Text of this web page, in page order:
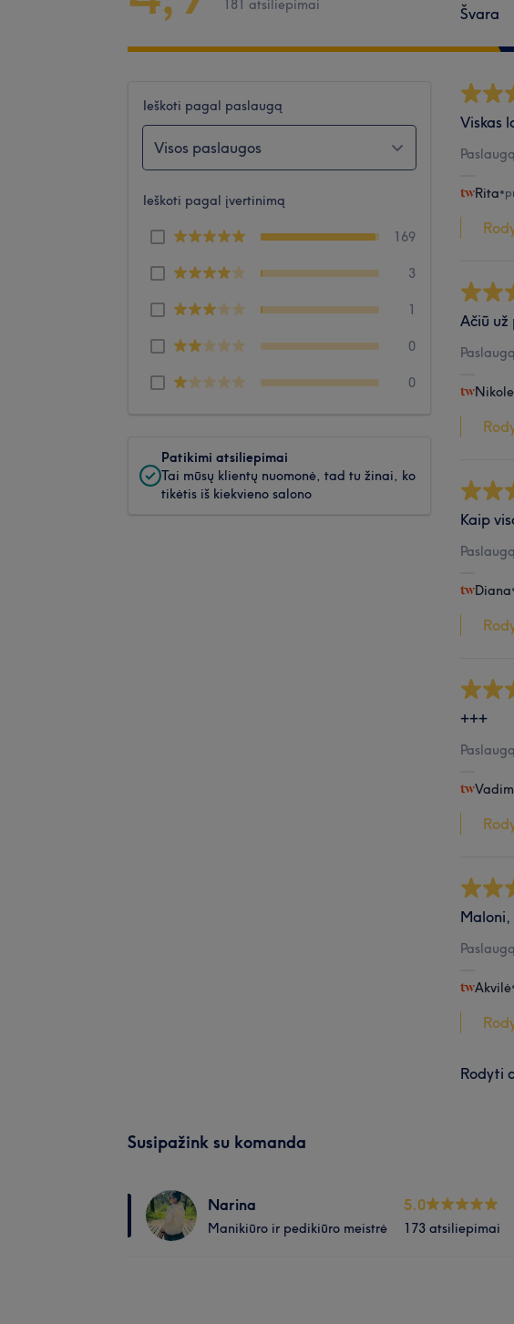
181 atsiliepimai Švara
Ieškoti pagal paslaugą
Visos paslaugos
Ieškoti pagal įvertinimą
169
3
1
0
0
Patikimi atsiliepimai
Tai mūsų klientų nuomonė, tad tu žinai, ko
tikėtis iš kiekvieno salono
Viskas
Rita•
Ačiū už
Nikole
Kaip
Diana
+++
Vadim
Akvilė
Rodyti
Susipažink su komanda
Narina
Manikiūro ir pedikiūro meistrė
5.0
173 atsiliepimai